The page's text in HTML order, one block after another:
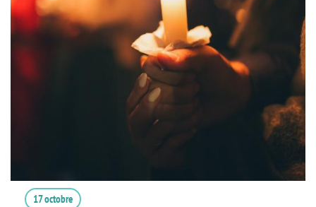
17 octobre